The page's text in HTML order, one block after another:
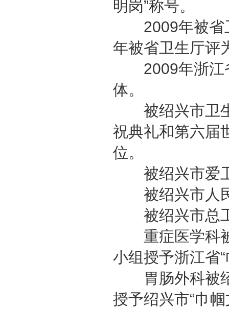
明岗”称号。
2009年被省
年被省卫生厅评
2009年浙江省
体。
被绍兴市卫生
祝典礼和第六届
位。
被绍兴市爱卫
被绍兴市人民
被绍兴市总工
重症医学科被
小组授予浙江省
胃肠外科被绍
授予绍兴市“巾